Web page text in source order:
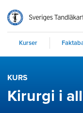
Kurser
KURS
Kirurgi i